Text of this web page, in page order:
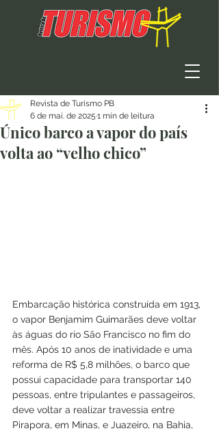
Único barco a vapor do país
volta ao “velho chico”
Revista de Turismo PB
6 de mai. de 2025 1 min de leitura
Embarcação histórica construída em 1913,
o vapor Benjamim Guimarães deve voltar
às águas do rio São Francisco no fim do
mês. Após 10 anos de inatividade e uma
reforma de R$ 5,8 milhões, o barco que
possui capacidade para transportar 140
pessoas, entre tripulantes e passageiros,
deve voltar a realizar travessia entre
Pirapora, em Minas, e Juazeiro, na Bahia,